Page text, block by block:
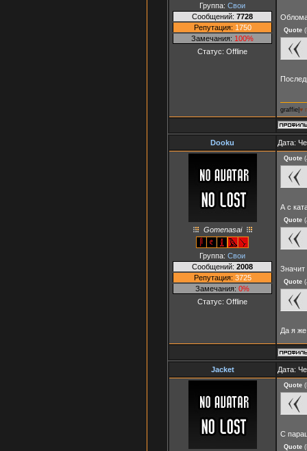
Группа: Свои
Сообщений: 7728
Репутация: 1750
Замечания: 100%
Статус: Offline
Quote (
graffie| ♥
Dooku Дата:
Gomenasai
Группа: Свои
Сообщений: 2008
Репутация: 3725
Замечания: 0%
Статус: Offline
Quote (
А с
Quote (
Quote (
Да я
Jacket Дата:
Quote (
С
Quote (